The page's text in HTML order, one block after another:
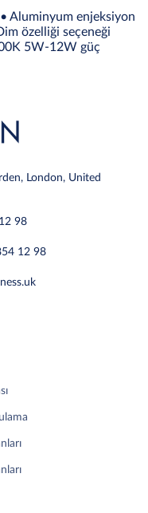
Aluminyum enjeksiyon
özelliği seçeneği
5W-12W güç
London, United
98
12 98